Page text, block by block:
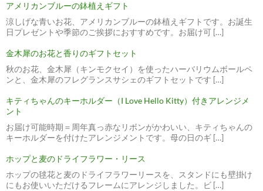
アメリカンブルーの鉢植えギフト
涼しげな青いお花、アメリカンブルーの鉢植えギフトです。お誕生
日プレゼントや季節のご挨拶におすすめです。お届け可 […]
金木犀のお花と香りのギフトセット
秋のお花、金木犀（キンモクセイ）を使ったハーバリウムボールペ
ンと、金木犀のフレグランスサシェのギフトセットです […]
キティちゃんのキーホルダー（I Love Hello Kitty）付きアレンジメ
ント
お届け可能時期＝周年真っ赤なリボンがかわいい、キティちゃんの
キーホルダーを付けたアレンジメントです。母の日のギ […]
ホップと麦のドライフラワー・リース
ホップの毬花と麦のドライフラワーリースを、スタンドにも壁掛け
にもお使いいただけるフレームにアレンジしました。ビ […]